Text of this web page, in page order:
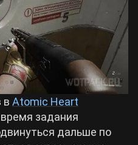
2
в Atomic Heart
задания
дальше по